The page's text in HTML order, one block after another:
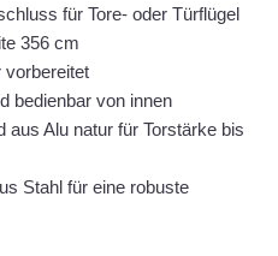
für Tore- oder Türflügel
356 cm
vorbereitet
bedienbar von innen
aus Alu natur für Torstärke bis
Stahl für eine robuste